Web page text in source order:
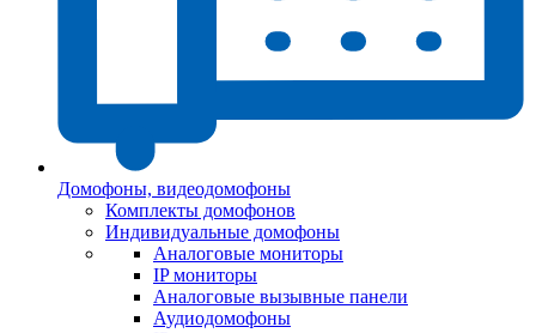
Домофоны, видеодомофоны
Комплекты домофонов
Индивидуальные домофоны
Аналоговые мониторы
IP мониторы
Аналоговые вызывные панели
Аудиодомофоны